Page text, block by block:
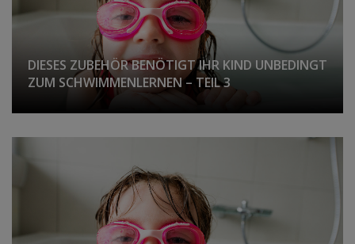
DIESES ZUBEHÖR BENÖTIGT IHR KIND UNBEDINGT
ZUM SCHWIMMENLERNEN – TEIL 3